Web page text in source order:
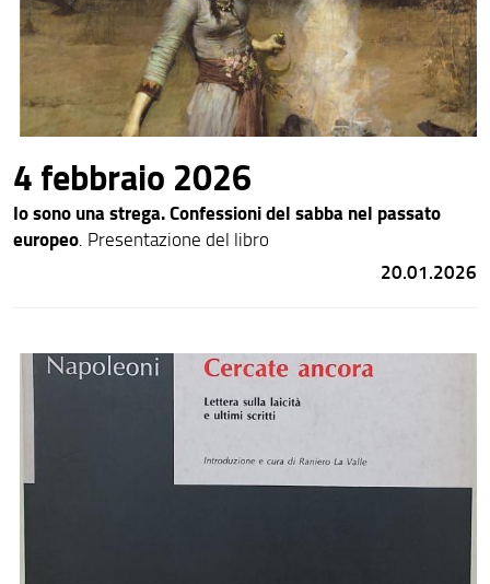
4 febbraio 2026
Io sono una strega. Confessioni del sabba nel passato
europeo. Presentazione del libro
20.01.2026